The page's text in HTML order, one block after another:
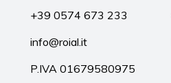
+39 0574 673 233
info@roial.it
P.IVA 01679580975